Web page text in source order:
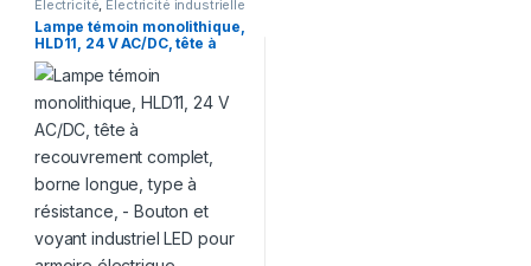
Électricité, Electricité industrielle
Lampe témoin monolithique,
HLD11, 24 V AC/DC, tête à
recouvrement complet,
borne longue, type à
résistance, – Bouton et
voyant industriel LED pour
armoire électrique